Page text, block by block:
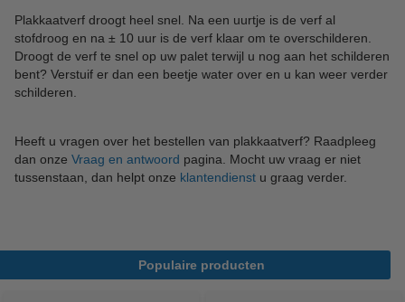
Plakkaatverf droogt heel snel. Na een uurtje is de verf al
stofdroog en na ± 10 uur is de verf klaar om te overschilderen.
Droogt de verf te snel op uw palet terwijl u nog aan het schilderen
bent? Verstuif er dan een beetje water over en u kan weer verder
schilderen.
Heeft u vragen over het bestellen van plakkaatverf? Raadpleeg
dan onze Vraag en antwoord pagina. Mocht uw vraag er niet
tussenstaan, dan helpt onze klantendienst u graag verder.
Populaire producten